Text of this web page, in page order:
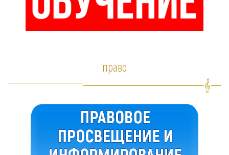
право